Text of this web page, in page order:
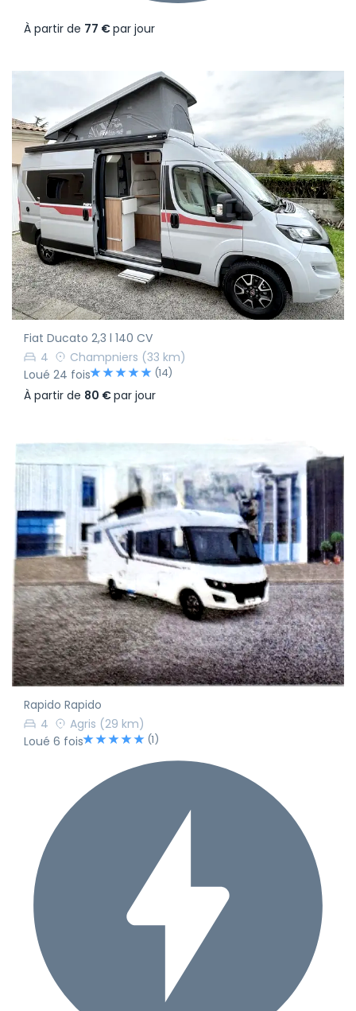
À partir de 77 €par jour
Fiat Ducato 2,3 l 140 CV
4
Champniers (33 km)
Loué 24 fois
(14)
À partir de 80 €par jour
Rapido Rapido
4
Agris (29 km)
Loué 6 fois
(1)